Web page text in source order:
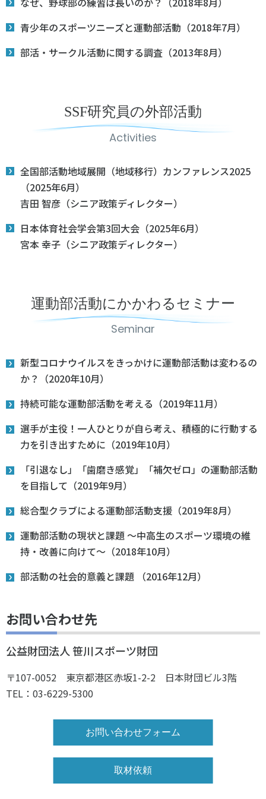
青少年のスポーツニーズと運動部活動（2018年7月）
部活・サークル活動に関する調査（2013年8月）
SSF研究員の外部活動
Activities
全国部活動地域展開（地域移行）カンファレンス2025
（2025年6月）
吉田 智彦（シニア政策ディレクター）
日本体育社会学会第3回大会（2025年6月）
宮本 幸子（シニア政策ディレクター）
運動部活動にかかわるセミナー
Seminar
新型コロナウイルスをきっかけに運動部活動は変わるの
か？（2020年10月）
持続可能な運動部活動を考える（2019年11月）
選手が主役！一人ひとりが自ら考え、積極的に行動する
力を引き出すために（2019年10月）
「引退なし」「歯磨き感覚」「補欠ゼロ」の運動部活動
を目指して（2019年9月）
総合型クラブによる運動部活動支援（2019年8月）
運動部活動の現状と課題 ～中高生のスポーツ環境の維
持・改善に向けて～（2018年10月）
部活動の社会的意義と課題 （2016年12月）
お問い合わせ先
公益財団法人 笹川スポーツ財団
〒107-0052 東京都港区赤坂1-2-2 日本財団ビル3階
TEL：03-6229-5300
お問い合わせフォーム
取材依頼